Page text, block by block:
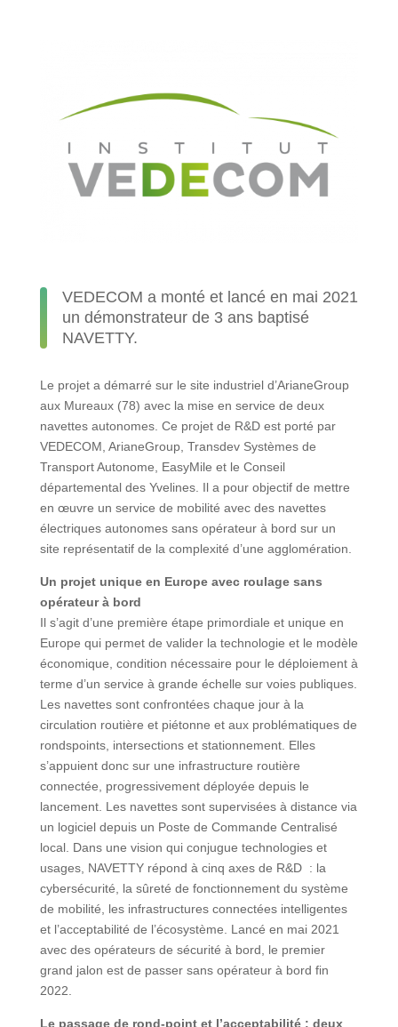
VEDECOM a monté et lancé en mai 2021
un démonstrateur de 3 ans baptisé
NAVETTY.
Le projet a démarré sur le site industriel d’ArianeGroup
aux Mureaux (78) avec la mise en service de deux
navettes autonomes. Ce projet de R&D est porté par
VEDECOM, ArianeGroup, Transdev Systèmes de
Transport Autonome, EasyMile et le Conseil
départemental des Yvelines. Il a pour objectif de mettre
en œuvre un service de mobilité avec des navettes
électriques autonomes sans opérateur à bord sur un
site représentatif de la complexité d’une agglomération.
Un projet unique en Europe avec roulage sans
opérateur à bord
Il s’agit d’une première étape primordiale et unique en
Europe qui permet de valider la technologie et le modèle
économique, condition nécessaire pour le déploiement à
terme d’un service à grande échelle sur voies publiques.
Les navettes sont confrontées chaque jour à la
circulation routière et piétonne et aux problématiques de
rondspoints, intersections et stationnement. Elles
s’appuient donc sur une infrastructure routière
connectée, progressivement déployée depuis le
lancement. Les navettes sont supervisées à distance via
un logiciel depuis un Poste de Commande Centralisé
local. Dans une vision qui conjugue technologies et
usages, NAVETTY répond à cinq axes de R&D : la
cybersécurité, la sûreté de fonctionnement du système
de mobilité, les infrastructures connectées intelligentes
et l’acceptabilité de l’écosystème. Lancé en mai 2021
avec des opérateurs de sécurité à bord, le premier
grand jalon est de passer sans opérateur à bord fin
2022.
Le passage de rond-point et l’acceptabilité : deux